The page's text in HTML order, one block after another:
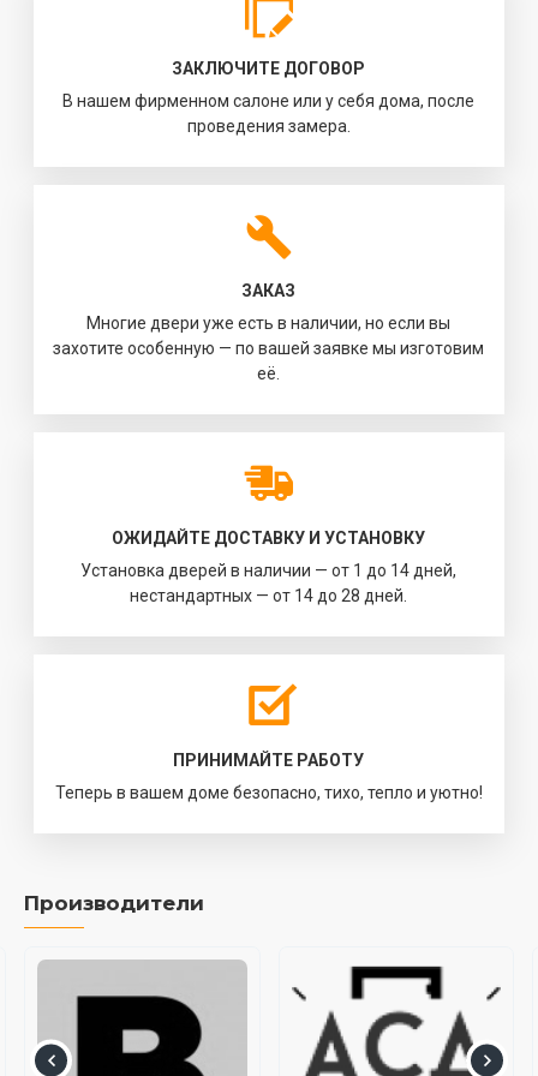
ЗАКЛЮЧИТЕ ДОГОВОР
В нашем фирменном салоне или у себя дома, после
проведения замера.
ЗАКАЗ
Многие двери уже есть в наличии, но если вы
захотите особенную — по вашей заявке мы изготовим
её.
ОЖИДАЙТЕ ДОСТАВКУ И УСТАНОВКУ
Установка дверей в наличии — от 1 до 14 дней,
нестандартных — от 14 до 28 дней.
ПРИНИМАЙТЕ РАБОТУ
Теперь в вашем доме безопасно, тихо, тепло и уютно!
Производители